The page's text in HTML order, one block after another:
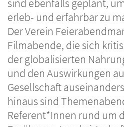
sind ebenfalls geplant,
erleb- und erfahrbar zu
Der Verein
Filmabende, die sich
der globalisierten
und den Auswirkungen
Gesellschaft
hinaus sind
Referent*Innen rund um